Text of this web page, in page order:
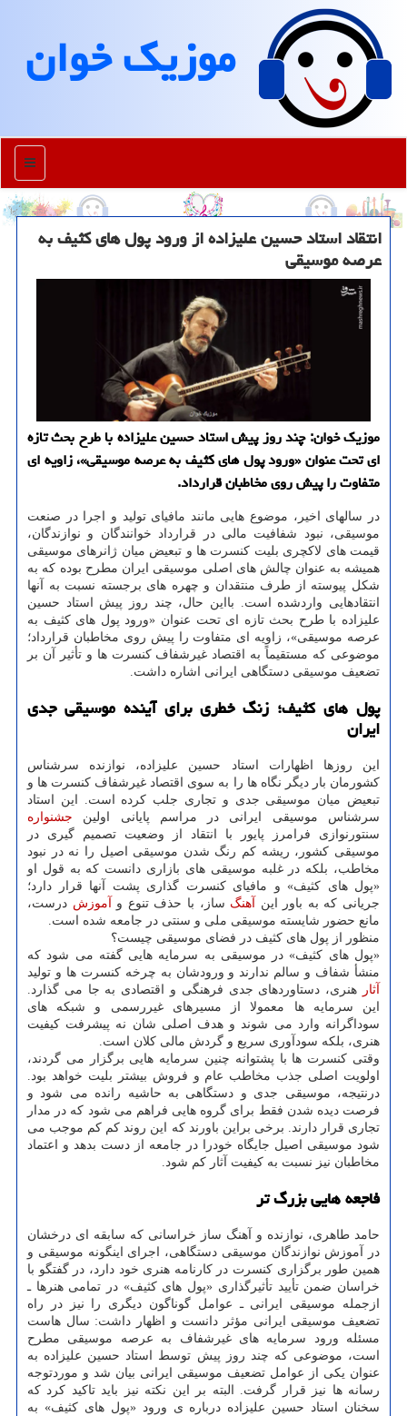
موزیك خوان
منو
انتقاد استاد حسین علیزاده از ورود پول های کثیف به
عرصه موسیقی
موزیک خوان: چند روز پیش استاد حسین علیزاده با طرح بحث تازه
ای تحت عنوان «ورود پول های کثیف به عرصه موسیقی»، زاویه ای
متفاوت را پیش روی مخاطبان قرارداد.
در سالهای اخیر، موضوع هایی مانند مافیای تولید و اجرا در صنعت
موسیقی، نبود شفافیت مالی در قرارداد خوانندگان و نوازندگان،
قیمت های لاکچری بلیت کنسرت ها و تبعیض میان ژانرهای موسیقی
همیشه به عنوان چالش های اصلی موسیقی ایران مطرح بوده که به
شکل پیوسته از طرف منتقدان و چهره های برجسته نسبت به آنها
انتقادهایی واردشده است. بااین حال، چند روز پیش استاد حسین
علیزاده با طرح بحث تازه ای تحت عنوان «ورود پول های کثیف به
عرصه موسیقی»، زاویه ای متفاوت را پیش روی مخاطبان قرارداد؛
موضوعی که مستقیماً به اقتصاد غیرشفاف کنسرت ها و تأثیر آن بر
تضعیف موسیقی دستگاهی ایرانی اشاره داشت.
پول های کثیف؛ زنگ خطری برای آینده موسیقی جدی
ایران
این روزها اظهارات استاد حسین علیزاده، نوازنده سرشناس
کشورمان بار دیگر نگاه ها را به سوی اقتصاد غیرشفاف کنسرت ها و
تبعیض میان موسیقی جدی و تجاری جلب کرده است. این استاد
سرشناس موسیقی ایرانی در مراسم پایانی اولین جشنواره
سنتورنوازی فرامرز پایور با انتقاد از وضعیت تصمیم گیری در
موسیقی کشور، ریشه کم رنگ شدن موسیقی اصیل را نه در نبود
مخاطب، بلکه در غلبه موسیقی های بازاری دانست که به قول او
«پول های کثیف» و مافیای کنسرت گذاری پشت آنها قرار دارد؛
جریانی که به باور این
آهنگ ساز، با حذف تنوع و آموزش درست،
مانع حضور شایسته موسیقی ملی و سنتی در جامعه شده است.
منظور از پول های کثیف در فضای موسیقی چیست؟
«پول های کثیف» در موسیقی به سرمایه هایی گفته می شود که
منشأ شفاف و سالم ندارند و ورودشان به چرخه کنسرت ها و تولید
آثار
هنری، دستاوردهای جدی فرهنگی و اقتصادی به جا می گذارد.
این سرمایه ها معمولا از مسیرهای غیررسمی و شبکه های
سوداگرانه وارد می شوند و هدف اصلی شان نه پیشرفت کیفیت
هنری، بلکه سودآوری سریع و گردش مالی کلان است.
وقتی کنسرت ها با پشتوانه چنین سرمایه هایی برگزار می گردند،
اولویت اصلی جذب مخاطب عام و فروش بیشتر بلیت خواهد بود.
درنتیجه، موسیقی جدی و دستگاهی به حاشیه رانده می شود و
فرصت دیده شدن فقط برای گروه هایی فراهم می شود که در مدار
تجاری قرار دارند. برخی براین باورند که این روند کم کم موجب می
شود موسیقی اصیل جایگاه خودرا در جامعه از دست بدهد و اعتماد
مخاطبان نیز نسبت به کیفیت آثار کم شود.
فاجعه هایی بزرگ تر
حامد طاهری، نوازنده و آهنگ ساز خراسانی که سابقه ای درخشان
در آموزش نوازندگان موسیقی دستگاهی، اجرای اینگونه موسیقی و
همین طور برگزاری کنسرت در کارنامه هنری خود دارد، در گفتگو با
خراسان ضمن تأیید تأثیرگذاری «پول های کثیف» در تمامی هنرها ـ
ازجمله موسیقی ایرانی ـ عوامل گوناگون دیگری را نیز در راه
تضعیف موسیقی ایرانی مؤثر دانست و اظهار داشت: سال هاست
مسئله ورود سرمایه های غیرشفاف به عرصه موسیقی مطرح
است، موضوعی که چند روز پیش توسط استاد حسین علیزاده به
عنوان یکی از عوامل تضعیف موسیقی ایرانی بیان شد و موردتوجه
رسانه ها نیز قرار گرفت. البته بر این نکته نیز باید تاکید کرد که
سخنان استاد حسین علیزاده درباره ی ورود «پول های کثیف» به